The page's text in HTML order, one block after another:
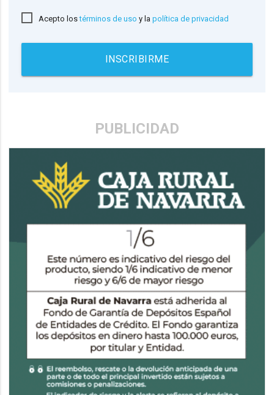
Acepto lostérminos de uso y lapolítica de privacidad
INSCRIBIRME
PUBLICIDAD